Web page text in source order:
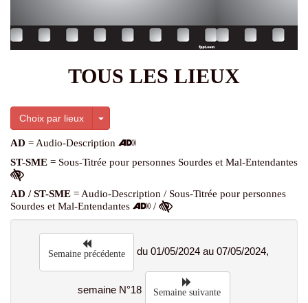
TOUS LES LIEUX
Choix par lieux Toggle Dropdown
AD = Audio-Description
ST-SME = Sous-Titrée pour personnes Sourdes et Mal-Entendantes
AD / ST-SME = Audio-Description / Sous-Titrée pour personnes
Sourdes et Mal-Entendantes
/
Semaine précédente du 01/05/2024 au 07/05/2024,
semaine N°18 Semaine suivante